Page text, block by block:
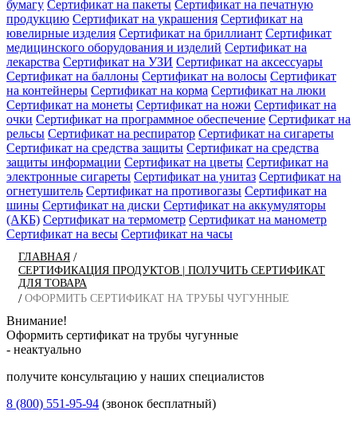
бумагу Сертификат на пакеты Сертификат на печатную
продукцию Сертификат на украшения Сертификат на
ювелирные изделия Сертификат на бриллиант Сертификат
медицинского оборудования и изделий Сертификат на
лекарства Сертификат на УЗИ Сертификат на аксессуары
Сертификат на баллоны Сертификат на волосы Сертификат
на контейнеры Сертификат на корма Сертификат на люки
Сертификат на монеты Сертификат на ножи Сертификат на
очки Сертификат на программное обеспечение Сертификат на
рельсы Сертификат на респиратор Сертификат на сигареты
Сертификат на средства защиты Сертификат на средства
защиты информации Сертификат на цветы Сертификат на
электронные сигареты Сертификат на унитаз Сертификат на
огнетушитель Сертификат на противогазы Сертификат на
шины Сертификат на диски Сертификат на аккумуляторы
(АКБ) Сертификат на термометр Сертификат на манометр
Сертификат на весы Сертификат на часы
ГЛАВНАЯ /
СЕРТИФИКАЦИЯ ПРОДУКТОВ | ПОЛУЧИТЬ СЕРТИФИКАТ
ДЛЯ ТОВАРА
/ ОФОРМИТЬ СЕРТИФИКАТ НА ТРУБЫ ЧУГУННЫЕ
Внимание!
Оформить сертификат на трубы чугунные
- неактуально
получите консультацию у наших специалистов
8 (800) 551-95-94 (звонок бесплатный)